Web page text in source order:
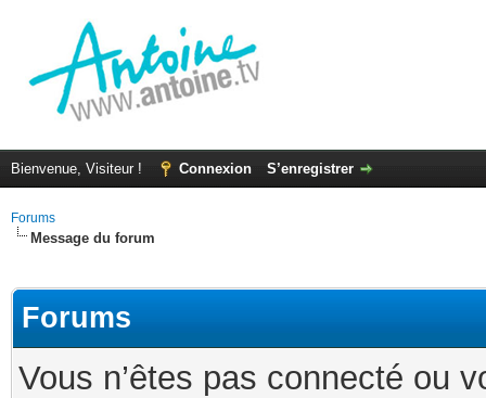
Bienvenue, Visiteur ! Connexion S’enregistrer
Forums
Message du forum
Forums
Vous n’êtes pas connecté ou